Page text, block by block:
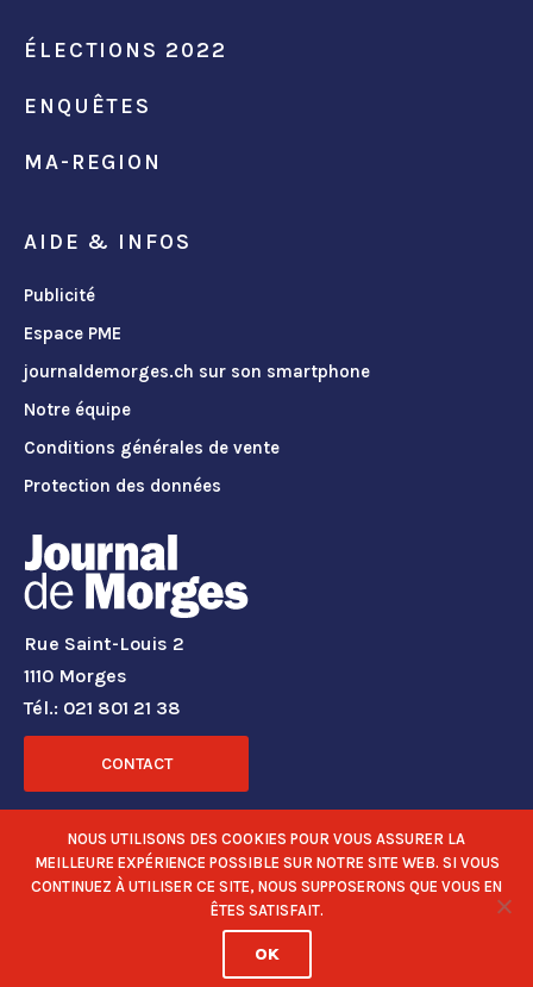
ÉLECTIONS 2022
ENQUÊTES
MA-REGION
AIDE & INFOS
Publicité
Espace PME
journaldemorges.ch sur son smartphone
Notre équipe
Conditions générales de vente
Protection des données
Rue Saint-Louis 2
1110 Morges
Tél.: 021 801 21 38
CONTACT
RÉSEAUX SOCIAUX
NOUS UTILISONS DES COOKIES POUR VOUS ASSURER LA
MEILLEURE EXPÉRIENCE POSSIBLE SUR NOTRE SITE WEB. SI VOUS
CONTINUEZ À UTILISER CE SITE, NOUS SUPPOSERONS QUE VOUS EN
ÊTES SATISFAIT.
OK